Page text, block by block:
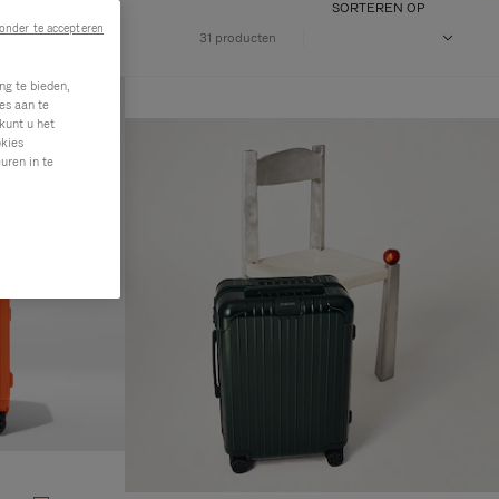
31 producten
SORTEREN OP
te bieden,
aan te
u het
in te
te accepteren